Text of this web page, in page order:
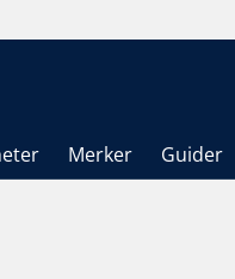
Merker Guider